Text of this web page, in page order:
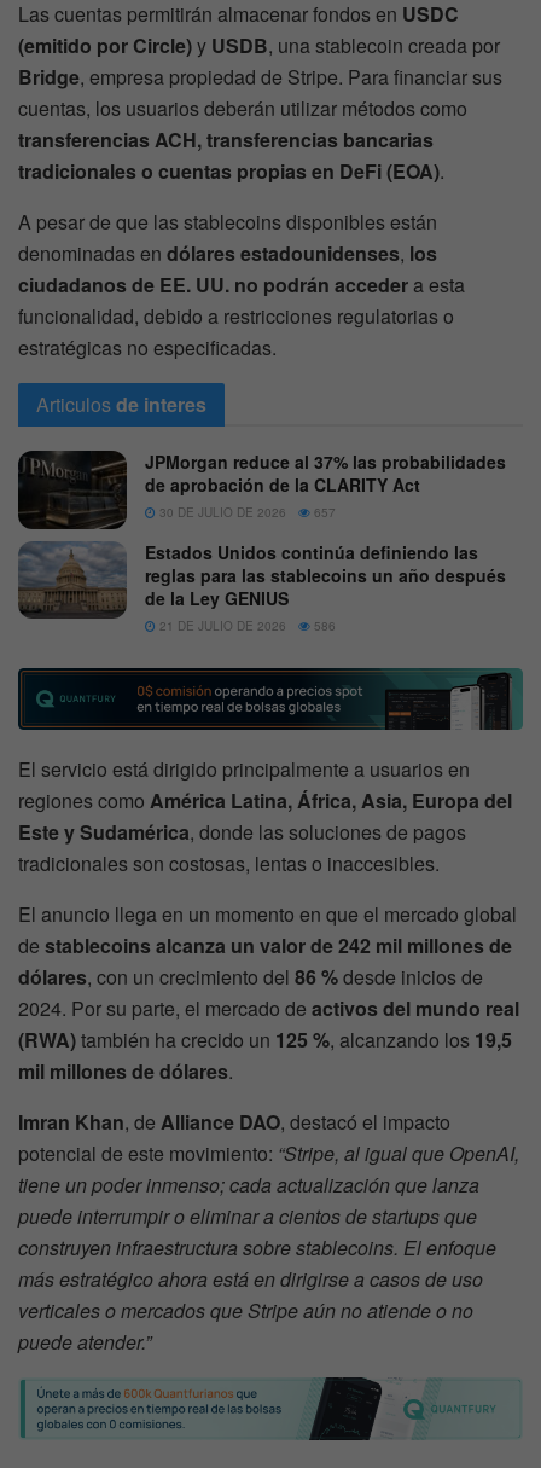
Las cuentas permitirán almacenar fondos en USDC
(emitido por Circle)y USDB, una stablecoin creada por
Bridge, empresa propiedad de Stripe. Para financiar sus
cuentas, los usuarios deberán utilizar métodos como
transferencias ACH, transferencias bancarias
tradicionales o cuentas propias en DeFi (EOA).
A pesar de que las stablecoins disponibles están
denominadas en dólares estadounidenses, los
ciudadanos de EE. UU. no podrán acceder a esta
funcionalidad, debido a restricciones regulatorias o
estratégicas no especificadas.
Articulosde interes
JPMorgan reduce al 37% las probabilidades
de aprobación de la CLARITY Act
30 DE JULIO DE 2026 657
Estados Unidos continúa definiendo las
reglas para las stablecoins un año después
de la Ley GENIUS
21 DE JULIO DE 2026 586
El servicio está dirigido principalmente a usuarios en
regiones como América Latina, África, Asia, Europa del
Este y Sudamérica, donde las soluciones de pagos
tradicionales son costosas, lentas o inaccesibles.
El anuncio llega en un momento en que el mercado global
de stablecoins alcanza un valor de 242 mil millones de
dólares, con un crecimiento del 86 %desde inicios de
2024. Por su parte, el mercado de activos del mundo real
(RWA)también ha crecido un 125 %, alcanzando los 19,5
mil millones de dólares.
Imran Khan, de Alliance DAO, destacó el impacto
potencial de este movimiento: “Stripe, al igual que OpenAI,
tiene un poder inmenso; cada actualización que lanza
puede interrumpir o eliminar a cientos de startups que
construyen infraestructura sobre stablecoins. El enfoque
más estratégico ahora está en dirigirse a casos de uso
verticales o mercados que Stripe aún no atiende o no
puede atender.”